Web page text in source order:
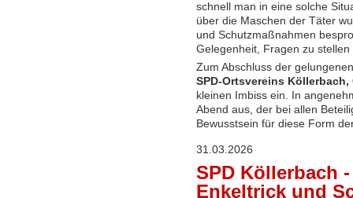
schnell man in eine solche
über die Maschen der Täter
und Schutzmaßnahmen
Gelegenheit, Fragen zu
Zum Abschluss der
SPD-Ortsvereins
kleinen Imbiss ein. In
Abend aus, der bei allen
Bewusstsein für diese Form
31.03.2026
SPD Köllerbach
Enkeltrick und